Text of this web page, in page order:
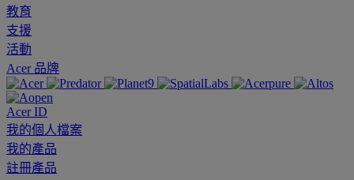
教育
支援
活動
Acer 品牌
Acer ID
我的個人檔案
我的產品
註冊產品